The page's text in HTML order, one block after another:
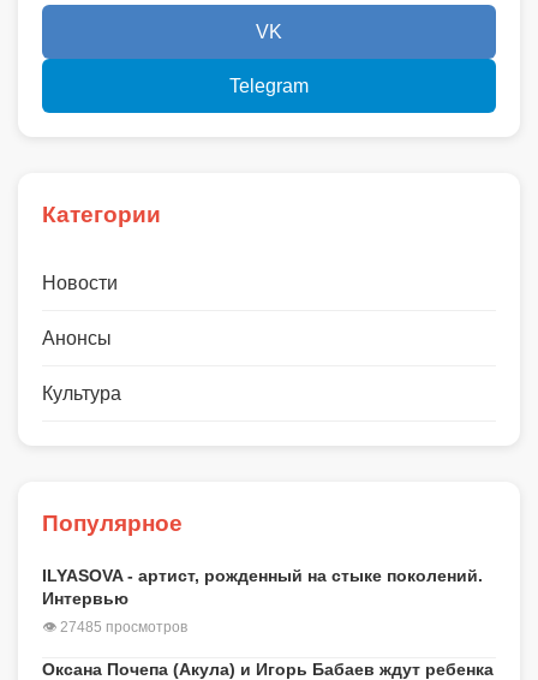
VK
Telegram
Категории
Новости
Анонсы
Культура
Популярное
ILYASOVA - артист, рожденный на стыке поколений.
Интервью
👁 27485 просмотров
Оксана Почепа (Акула) и Игорь Бабаев ждут ребенка